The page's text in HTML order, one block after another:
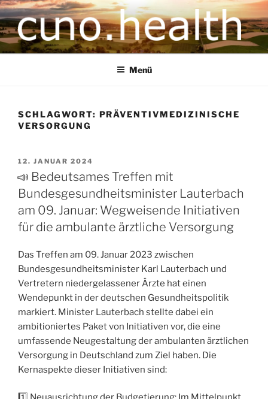
CUNO.HEALTH
Ihre zukunftsorientierte Gesundheitsversorgung
Menü
SCHLAGWORT: PRÄVENTIVMEDIZINISCHE
VERSORGUNG
12. JANUAR 2024
📣 Bedeutsames Treffen mit
Bundesgesundheitsminister Lauterbach
am 09. Januar: Wegweisende Initiativen
für die ambulante ärztliche Versorgung
Das Treffen am 09. Januar 2023 zwischen
Bundesgesundheitsminister Karl Lauterbach und
Vertretern niedergelassener Ärzte hat einen
Wendepunkt in der deutschen Gesundheitspolitik
markiert. Minister Lauterbach stellte dabei ein
ambitioniertes Paket von Initiativen vor, die eine
umfassende Neugestaltung der ambulanten ärztlichen
Versorgung in Deutschland zum Ziel haben. Die
Kernaspekte dieser Initiativen sind: